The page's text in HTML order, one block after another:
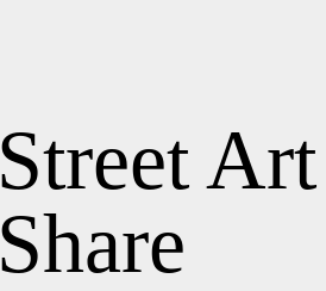
Street Art
Share